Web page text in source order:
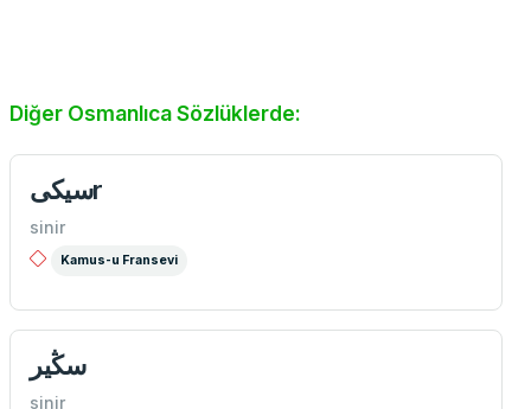
Diğer Osmanlıca Sözlüklerde:
سیكیr
sinir
Kamus-u Fransevi
سڭیر
sinir